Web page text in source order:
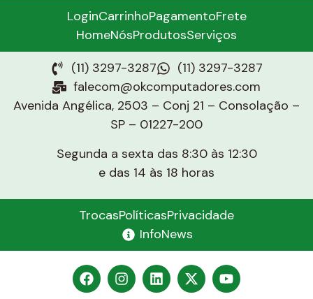
LoginCarrinhoPagamentoFrete
HomeNósProdutosServiços
(11) 3297-3287
(11) 3297-3287
falecom@okcomputadores.com
Avenida Angélica, 2503 – Conj 21 – Consolação –
SP – 01227-200
Segunda a sexta das 8:30 às 12:30
e das 14 às 18 horas
TrocasPolíticasPrivacidade
InfoNews